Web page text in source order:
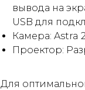
вывода на
USB для
Камера: Astra
Проектор:
Для